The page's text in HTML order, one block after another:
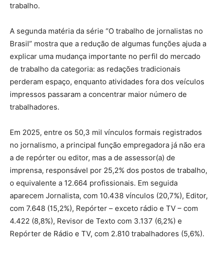
trabalho.
A segunda matéria da série “O trabalho de jornalistas no
Brasil” mostra que a redução de algumas funções ajuda a
explicar uma mudança importante no perfil do mercado
de trabalho da categoria: as redações tradicionais
perderam espaço, enquanto atividades fora dos veículos
impressos passaram a concentrar maior número de
trabalhadores.
Em 2025, entre os 50,3 mil vínculos formais registrados
no jornalismo, a principal função empregadora já não era
a de repórter ou editor, mas a de assessor(a) de
imprensa, responsável por 25,2% dos postos de trabalho,
o equivalente a 12.664 profissionais. Em seguida
aparecem Jornalista, com 10.438 vínculos (20,7%), Editor,
com 7.648 (15,2%), Repórter – exceto rádio e TV – com
4.422 (8,8%), Revisor de Texto com 3.137 (6,2%) e
Repórter de Rádio e TV, com 2.810 trabalhadores (5,6%).